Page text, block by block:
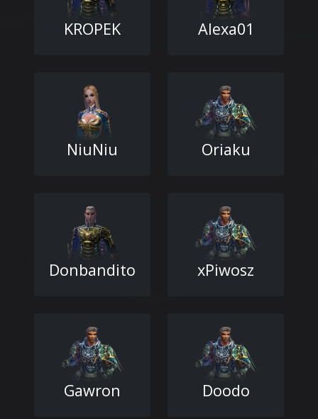
KROPEK Alexa01
NiuNiu Oriaku
Donbandito xPiwosz
Gawron Doodo